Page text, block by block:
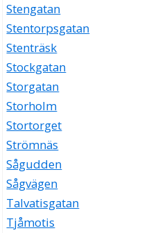
Stengatan
Stentorpsgatan
Stenträsk
Stockgatan
Storgatan
Storholm
Stortorget
Strömnäs
Sågudden
Sågvägen
Talvatisgatan
Tjåmotis